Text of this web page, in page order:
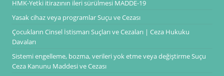
HMK-Yetki itirazının ileri sürülmesi ​​​​​​​MADDE-19
Yasak cihaz veya programlar Suçu ve Cezası
Çocukların Cinsel İstismarı Suçları ve Cezaları | Ceza Hukuku
Davaları
Sistemi engelleme, bozma, verileri yok etme veya değiştirme Suçu
Ceza Kanunu Maddesi ve Cezası